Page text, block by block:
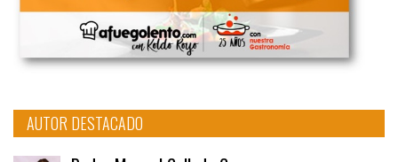
AUTOR DESTACADO